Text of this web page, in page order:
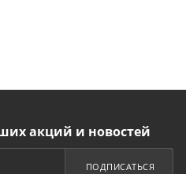
акций и новостей
ПОДПИСАТЬСЯ